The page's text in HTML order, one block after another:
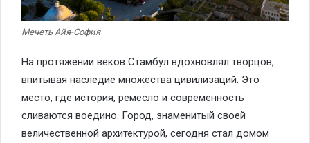
Мечеть Айя-София
На протяжении веков Стамбул вдохновлял творцов,
впитывая наследие множества цивилизаций. Это
место, где история, ремесло и современность
сливаются воедино. Город, знаменитый своей
величественной архитектурой, сегодня стал домом